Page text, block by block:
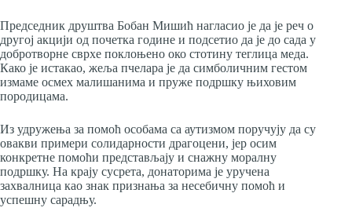
Председник друштва Бобан Мишић нагласио је да је реч о
другој акцији од почетка године и подсетио да је до сада у
добротворне сврхе поклоњено око стотину теглица меда.
Како је истакао, жеља пчелара је да симболичним гестом
измаме осмех малишанима и пруже подршку њиховим
породицама.
Из удружења за помоћ особама са аутизмом поручују да су
овакви примери солидарности драгоцени, јер осим
конкретне помоћи представљају и снажну моралну
подршку. На крају сусрета, донаторима је уручена
захвалница као знак признања за несебичну помоћ и
успешну сарадњу.